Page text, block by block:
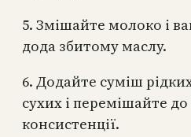
5. Змішайте молоко і
дода збитому маслу.
6. Додайте суміш
сухих і перемішайте
консистенції.